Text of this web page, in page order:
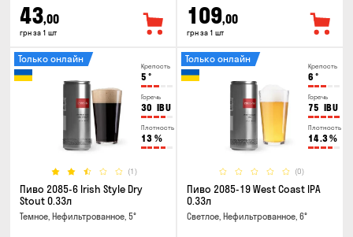
43,00
грн за 1 шт
109,00
грн за 1 шт
Крепость
5 °
Горечь
30 IBU
Плотность
13 %
(1)
Только онлайн
Пиво 2085-6 Irish Style Dry
Stout 0.33л
Темное, Нефильтрованное, 5°
Крепость
6 °
Горечь
75 IBU
Плотность
14.3%
(0)
Только онлайн
Пиво 2085-19 West Coast IPA
0.33л
Светлое, Нефильтрованное, 6°